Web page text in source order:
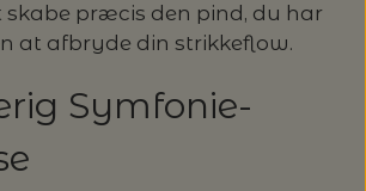
skabe præcis den pind, du har
at afbryde din strikkeflow.
Symfonie-